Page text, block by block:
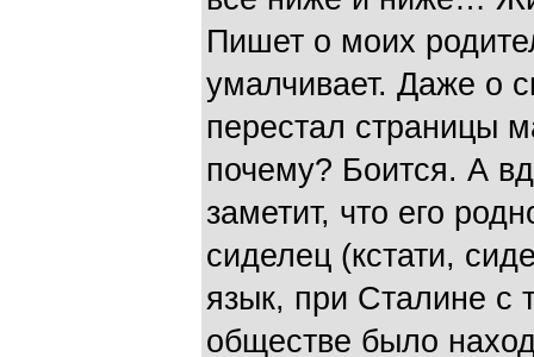
Пишет о моих
умалчивает. Даже о
перестал страницы
почему? Боится. А
заметит, что его
сиделец (кстати,
язык, при Сталине с
обществе было